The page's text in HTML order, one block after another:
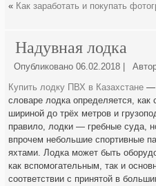
« Как заработать и покупать
Надувная лодка
Опубликовано 06.02.2018
Купить лодку ПВХ в Казахстане —
словаре лодка определяется,
шириной до трёх метров и
правило, лодки — гребные суда,
впрочем небольшие спортивные
яхтами. Лодка может быть
как вспомогательным, так и
соответствии с принятой в